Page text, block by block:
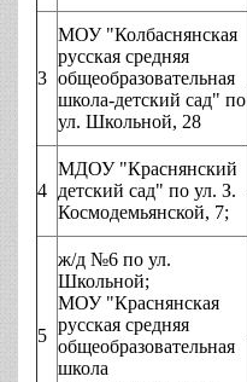
3
МОУ "Колбаснянская
русская средняя
общеобразовательная
школа-детский сад" по
ул. Школьной, 28
4
МДОУ "Краснянский
детский сад" по ул. З.
Космодемьянской, 7;
5
ж/д №6 по ул.
Школьной;
МОУ "Краснянская
русская средняя
общеобразовательная
школа